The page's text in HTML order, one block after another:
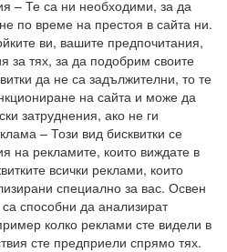
– Те са ни необходими, за да
по време на престоя в сайта ни.
ви, вашите предпочитания,
за тях, за да подобрим своите
да не са задължителни, то те
на сайта и може да
затруднения, ако не ги
– Този вид бисквитки се
на рекламите, които виждате в
всички реклами, които
специално за вас. Освен
способни да анализират
колко реклами сте видели в
сте предприели спрямо тях.